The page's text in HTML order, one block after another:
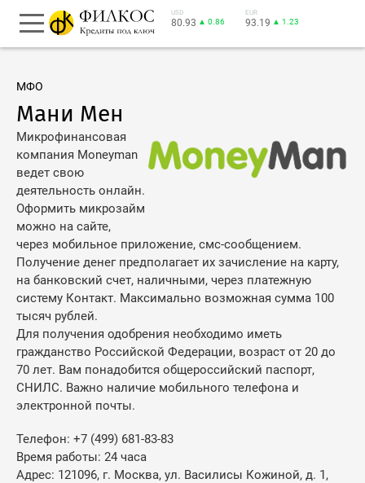
USD
80.93 ▲ 0.86
EUR
93.19 ▲ 1.23
МФО
Мани Мен
Микрофинансовая
компания Moneyman
ведет свою
деятельность онлайн.
Оформить микрозайм
можно на сайте,
через мобильное приложение, смс-сообщением.
Получение денег предполагает их зачисление на карту,
на банковский счет, наличными, через платежную
систему Контакт. Максимально возможная сумма 100
тысяч рублей.
Для получения одобрения необходимо иметь
гражданство Российской Федерации, возраст от 20 до
70 лет. Вам понадобится общероссийский паспорт,
СНИЛС. Важно наличие мобильного телефона и
электронной почты.
Телефон: +7 (499) 681-83-83
Время работы: 24 часа
Адрес: 121096, г. Москва, ул. Василисы Кожиной, д. 1,